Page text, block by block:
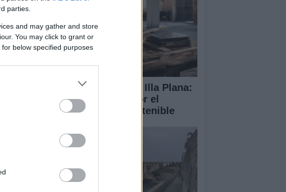
parties.
and may gather and store
You may click to grant or
below specified purposes
el
Rehabilitación de la Illa Plana:
Menorca apuesta por el
deporte náutico sostenible